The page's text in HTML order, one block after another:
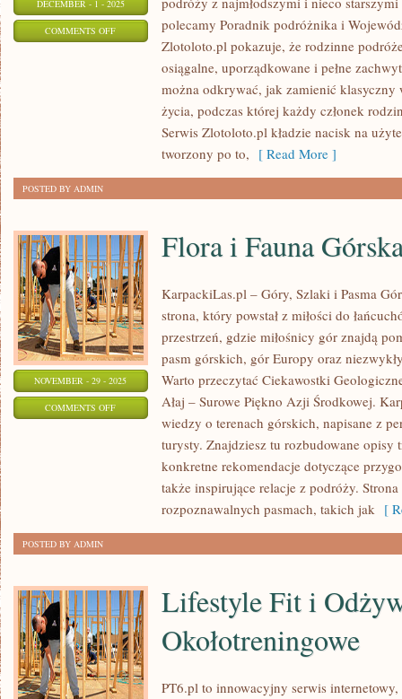
DECEMBER - 1 - 2025
COMMENTS OFFON
LUKSEMBURG
polecamy Poradnik podróżnika i
Zlotoloto.pl pokazuje, że rodzinne
osiągalne, uporządkowane i pełne
można odkrywać, jak zamienić
życia, podczas której każdy członek
Serwis Zlotoloto.pl kładzie nacisk na
tworzony po to, [ Read More ]
POSTED BY ADMIN
NOVEMBER - 29 - 2025
COMMENTS OFFON
Flora i Fauna
KarpackiLas.pl – Góry, Szlaki i Pasma
strona, który powstał z miłości do
przestrzeń, gdzie miłośnicy gór znajdą
pasm górskich, gór Europy oraz
Warto przeczytać Ciekawostki
Ałaj – Surowe Piękno Azji Środkowej.
wiedzy o terenach górskich, napisane z
turysty. Znajdziesz tu rozbudowane opisy
konkretne rekomendacje dotyczące
także inspirujące relacje z podróży.
rozpoznawalnych pasmach, takich jak [
POSTED BY ADMIN
Lifestyle Fit i
Okołotreningowe
PT6.pl to innowacyjny serwis